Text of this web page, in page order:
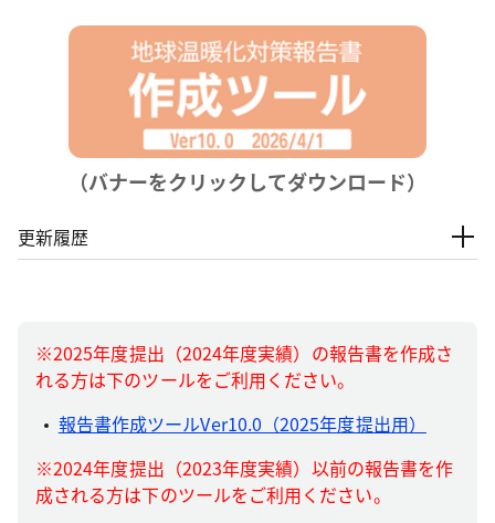
（バナーをクリックしてダウンロード）
更新履歴
※2025年度提出（2024年度実績）の報告書を作成さ
れる方は下のツールをご利用ください。
報告書作成ツールVer10.0（2025年度提出用）
※2024年度提出（2023年度実績）以前の報告書を作
成される方は下のツールをご利用ください。